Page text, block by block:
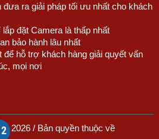
đưa ra giải pháp tối ưu nhất cho khách
lắp đặt Camera là thấp nhất
bảo hành lâu nhất
để hỗ trợ khách hàng giải quyết vấn
mọi nơi
- 2026 / Bản quyền thuộc về